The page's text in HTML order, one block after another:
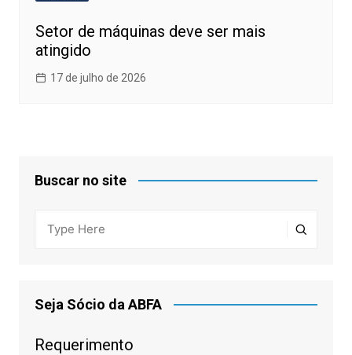
Setor de máquinas deve ser mais
atingido
17 de julho de 2026
Buscar no site
Seja Sócio da ABFA
Requerimento